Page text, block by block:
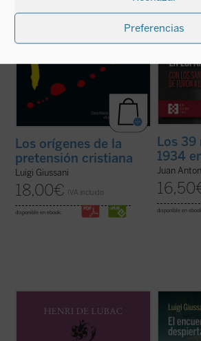
Preferencias
Los orígenes de la
pretensión cristiana
Luigi Giussani
18,00€ IVA incluido
disponible en ebook:
Los
1934
Juan
16,50
disponible en
primeros veinte años yMemoria en torno a
. Ambas Memorias nos
permiten conocer la vida y la obra de Henri
de Lubac desde su nacimiento en 1896
diálogo en
ahora inéditos,
jóvenes
Liberación en